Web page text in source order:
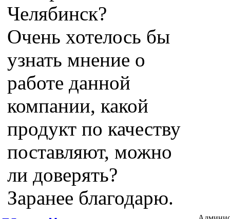
Челябинск?
Очень хотелось бы
узнать мнение о
работе данной
компании, какой
продукт по качеству
поставляют, можно
ли доверять?
Заранее благодарю.